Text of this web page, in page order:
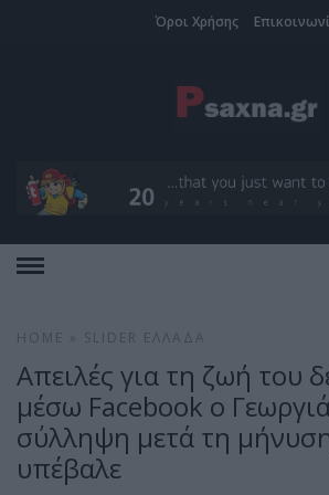
Όροι Χρήσης
HOME SLIDER ΕΛΛΆΔΑ
Απειλές για τη ζωή του
μέσω Facebook ο
σύλληψη μετά τη
υπέβαλε